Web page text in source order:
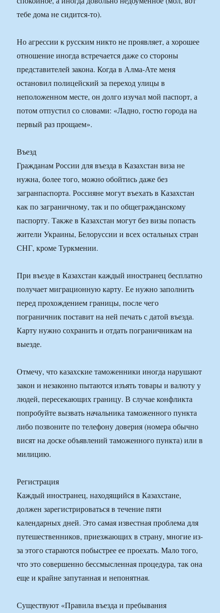
тебе дома не сидится-то).
Но агрессии к русским никто не проявляет, а хорошее
отношение иногда встречается даже со стороны
представителей закона. Когда в Алма-Ате меня
остановил полицейский за переход улицы в
неположенном месте, он долго изучал мой паспорт, а
потом отпустил со словами: «Ладно, гостю города на
первый раз прощаем».
Въезд
Гражданам России для въезда в Казахстан виза не
нужна, более того, можно обойтись даже без
загранпаспорта. Россияне могут въехать в Казахстан
как по заграничному, так и по общегражданскому
паспорту. Также в Казахстан могут без визы попасть
жители Украины, Белоруссии и всех остальных стран
СНГ, кроме Туркмении.
При въезде в Казахстан каждый иностранец бесплатно
получает миграционную карту. Ее нужно заполнить
перед прохождением границы, после чего
пограничник поставит на ней печать с датой въезда.
Карту нужно сохранить и отдать пограничникам на
выезде.
Отмечу, что казахские таможенники иногда нарушают
закон и незаконно пытаются изъять товары и валюту у
людей, пересекающих границу. В случае конфликта
попробуйте вызвать начальника таможенного пункта
либо позвоните по телефону доверия (номера обычно
висят на доске объявлений таможенного пункта) или в
милицию.
Регистрация
Каждый иностранец, находящийся в Казахстане,
должен зарегистрироваться в течение пяти
календарных дней. Это самая известная проблема для
путешественников, приезжающих в страну, многие из-
за этого стараются побыстрее ее проехать. Мало того,
что это совершенно бессмысленная процедура, так она
еще и крайне запутанная и непонятная.
Существуют «Правила въезда и пребывания